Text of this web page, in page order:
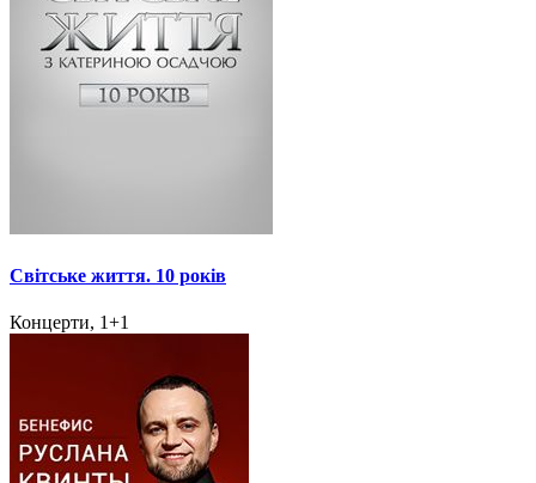
Світське життя. 10 років
Концерти, 1+1